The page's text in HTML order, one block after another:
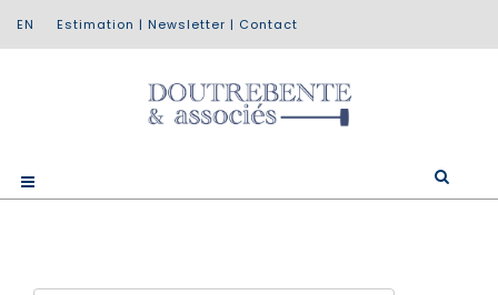
Estimation | Newsletter | Contact